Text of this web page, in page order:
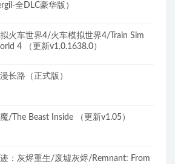
全DLC豪华版）
火车世界4/火车模拟世界4/Train Sim
4 （更新v1.0.1638.0）
长路（正式版）
/The Beast Inside （更新v1.05）
：灰烬重生/废墟灰烬/Remnant: From